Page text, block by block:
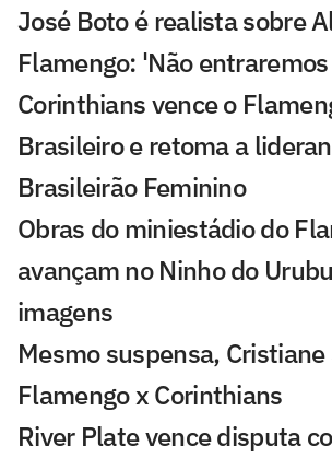
José Boto é realista sobre
Flamengo: 'Não
Corinthians vence o
Brasileiro e retoma a
Brasileirão Feminino
Obras do miniestádio do
avançam no Ninho do
imagens
Mesmo suspensa,
Flamengo x Corinthians
River Plate vence disputa